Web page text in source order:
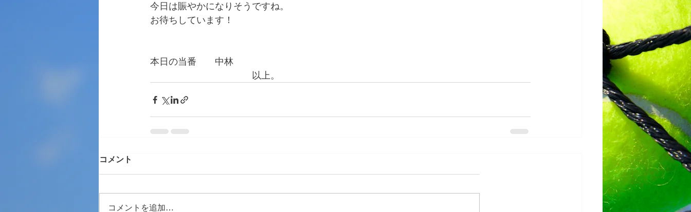
今日は賑やかになりそうですね。
お待ちしています！
本日の当番　　中林
以上。
コメント
コメントを追加…